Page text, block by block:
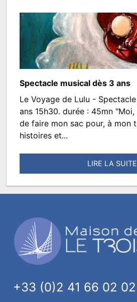
Spectacle musical dès 3 ans
Le
voyage
de
spectacle
et
Le Voyage de Lulu -
ans 15h30. durée : 45mn "Moi,
de faire mon sac pour, à mon
histoires et...
LIRE LA SUITE
Posté
septembre
2022
à
14:07.
par
+33 (0)2 41 66 02 02